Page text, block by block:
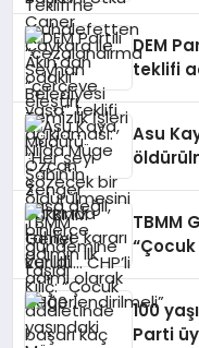
DEM
teklifi
Asu
TBMM
100
Parti